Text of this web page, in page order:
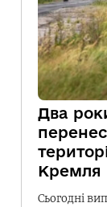
Два
Кремля
Сьогодні